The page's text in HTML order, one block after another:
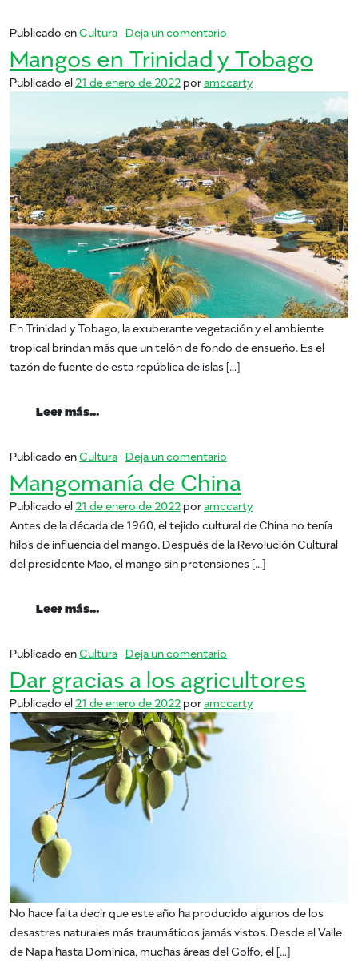
Publicado enCultura Deja un comentario
Mangos en Trinidad y Tobago
Publicado el 21 de enero de 2022poramccarty
En Trinidad y Tobago, la exuberante vegetación y el ambiente
tropical brindan más que un telón de fondo de ensueño. Es el
tazón de fuente de esta república de islas […]
Leer más…
Publicado enCultura Deja un comentario
Mangomanía de China
Publicado el 21 de enero de 2022poramccarty
Antes de la década de 1960, el tejido cultural de China no tenía
hilos de influencia del mango. Después de la Revolución Cultural
del presidente Mao, el mango sin pretensiones […]
Leer más…
Publicado enCultura Deja un comentario
Dar gracias a los agricultores
Publicado el 21 de enero de 2022poramccarty
No hace falta decir que este año ha producido algunos de los
desastres naturales más traumáticos jamás vistos. Desde el Valle
de Napa hasta Dominica, muchas áreas del Golfo, el […]